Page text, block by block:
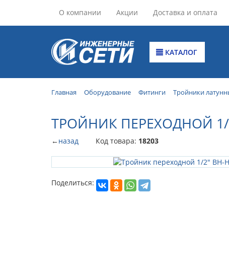
О компании Акции Доставка и оплата
КАТАЛОГ
Главная Оборудование Фитинги Тройники
ТРОЙНИК ПЕРЕХОДНОЙ 1/
←назад Код товара: 18203
Поделиться: